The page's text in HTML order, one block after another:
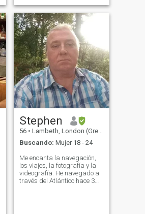
playing music, or just
relaxing with a goo
Stephen
56 • Lambeth, London (Greater), Reino Unido
Buscando: Mujer 18 - 24
Me encanta la navegación,
los viajes, la fotografía y la
videografía. He navegado a
través del Atlántico hace 3